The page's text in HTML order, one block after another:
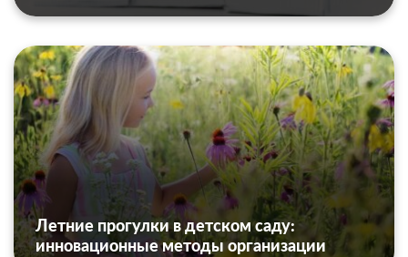
Летние прогулки в детском саду:
инновационные методы организации